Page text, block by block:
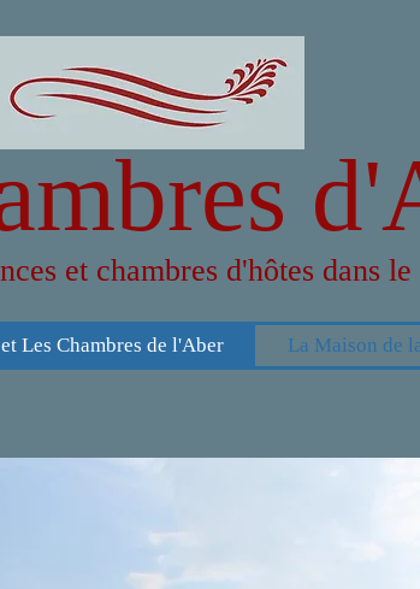
et chambres d'hôtes dans
Les Chambres de l'Aber La Maison de